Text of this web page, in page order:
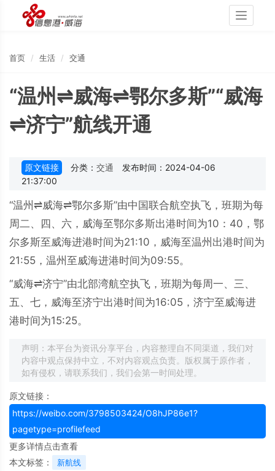
Toggle
首页 生活 交通
“温州⇌威海⇌鄂尔多斯”“威海
⇌济宁”航线开通
原文链接 分类： 交通
发布时间：2024-04-06
21:37:00
“温州⇌威海⇌鄂尔多斯”由中国联合航空执飞，班期为每
周二、四、六，威海至鄂尔多斯出港时间为10：40，鄂
尔多斯至威海进港时间为21:10，威海至温州出港时间为
21:55，温州至威海进港时间为09:55。
“威海⇌济宁”由北部湾航空执飞，班期为每周一、三、
五、七，威海至济宁出港时间为16:05，济宁至威海进
港时间为15:25。
声明：本平台为资讯分享平台，内容整理自不同渠道，我们对
内容中观点保持中立，不对内容观点负责。版权属于原作者，
如有侵权，请联系我们，我们会第一时间处理。
原文链接：
https://weibo.com/3798503424/O8hJP86e1?
pagetype=profilefeed
更多详情点击查看
本文标签：
新航线